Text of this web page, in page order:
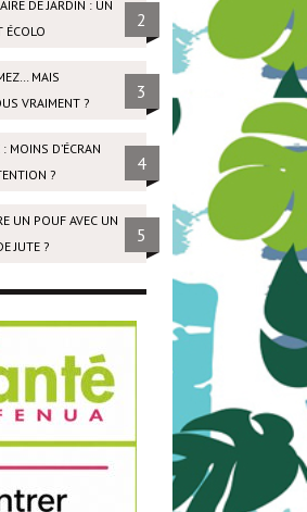
DE JARDIN : UN
ÉCOLO
2
MAIS
VRAIMENT ?
3
MOINS D’ÉCRAN
?
4
UN POUF AVEC UN
JUTE ?
5